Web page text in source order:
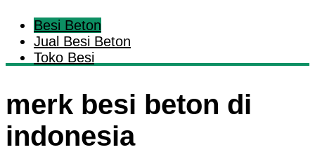
Besi Beton
Jual Besi Beton
Toko Besi
merk besi beton di
indonesia